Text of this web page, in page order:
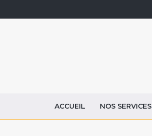
ACCUEIL NOS SERVICES